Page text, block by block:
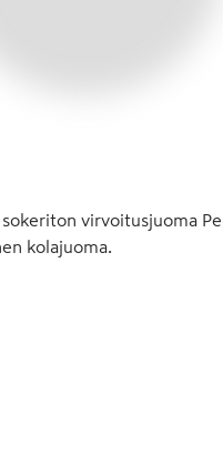
virvoitusjuoma
kolajuoma.